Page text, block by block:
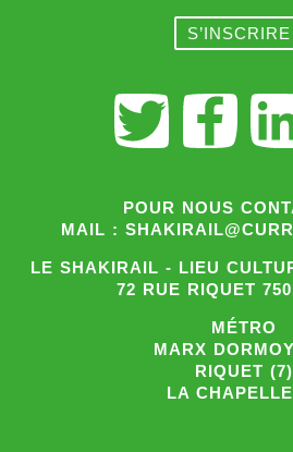
POUR NOUS
MAIL :
LE SHAKIRAIL - LIEU
72 RUE RIQUET
MÉTRO
MARX
RIQUET (7)
LA